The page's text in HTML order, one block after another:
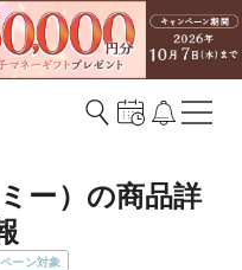
ー）の商品詳
ーン対象